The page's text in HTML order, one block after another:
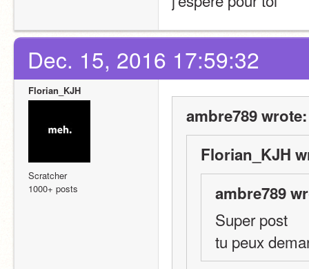
Dec. 15, 2016 17:59:32
Florian_KJH
Scratcher
1000+ posts
ambre789 wrote:
Florian_KJH
ambre789
Super post
tu peux